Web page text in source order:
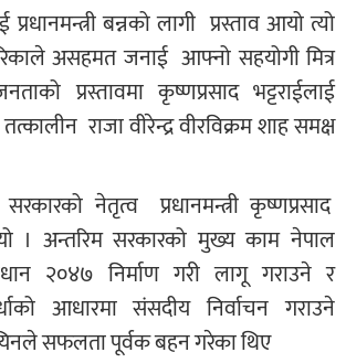
बन्नको लागी प्रस्ताव आयो त्यो
असहमत जनाई आफ्नो सहयोगी मित्र
प्रस्तावमा कृष्णप्रसाद भट्टराईलाई
तत्कालीन राजा वीरेन्द्र वीरविक्रम शाह समक्ष
नेतृत्व प्रधानमन्त्री कृष्णप्रसाद
। अन्तरिम सरकारको मुख्य काम नेपाल
२०४७ निर्माण गरी लागू गराउने र
आधारमा संसदीय निर्वाचन गराउने
सफलता पूर्वक बहन गरेका थिए